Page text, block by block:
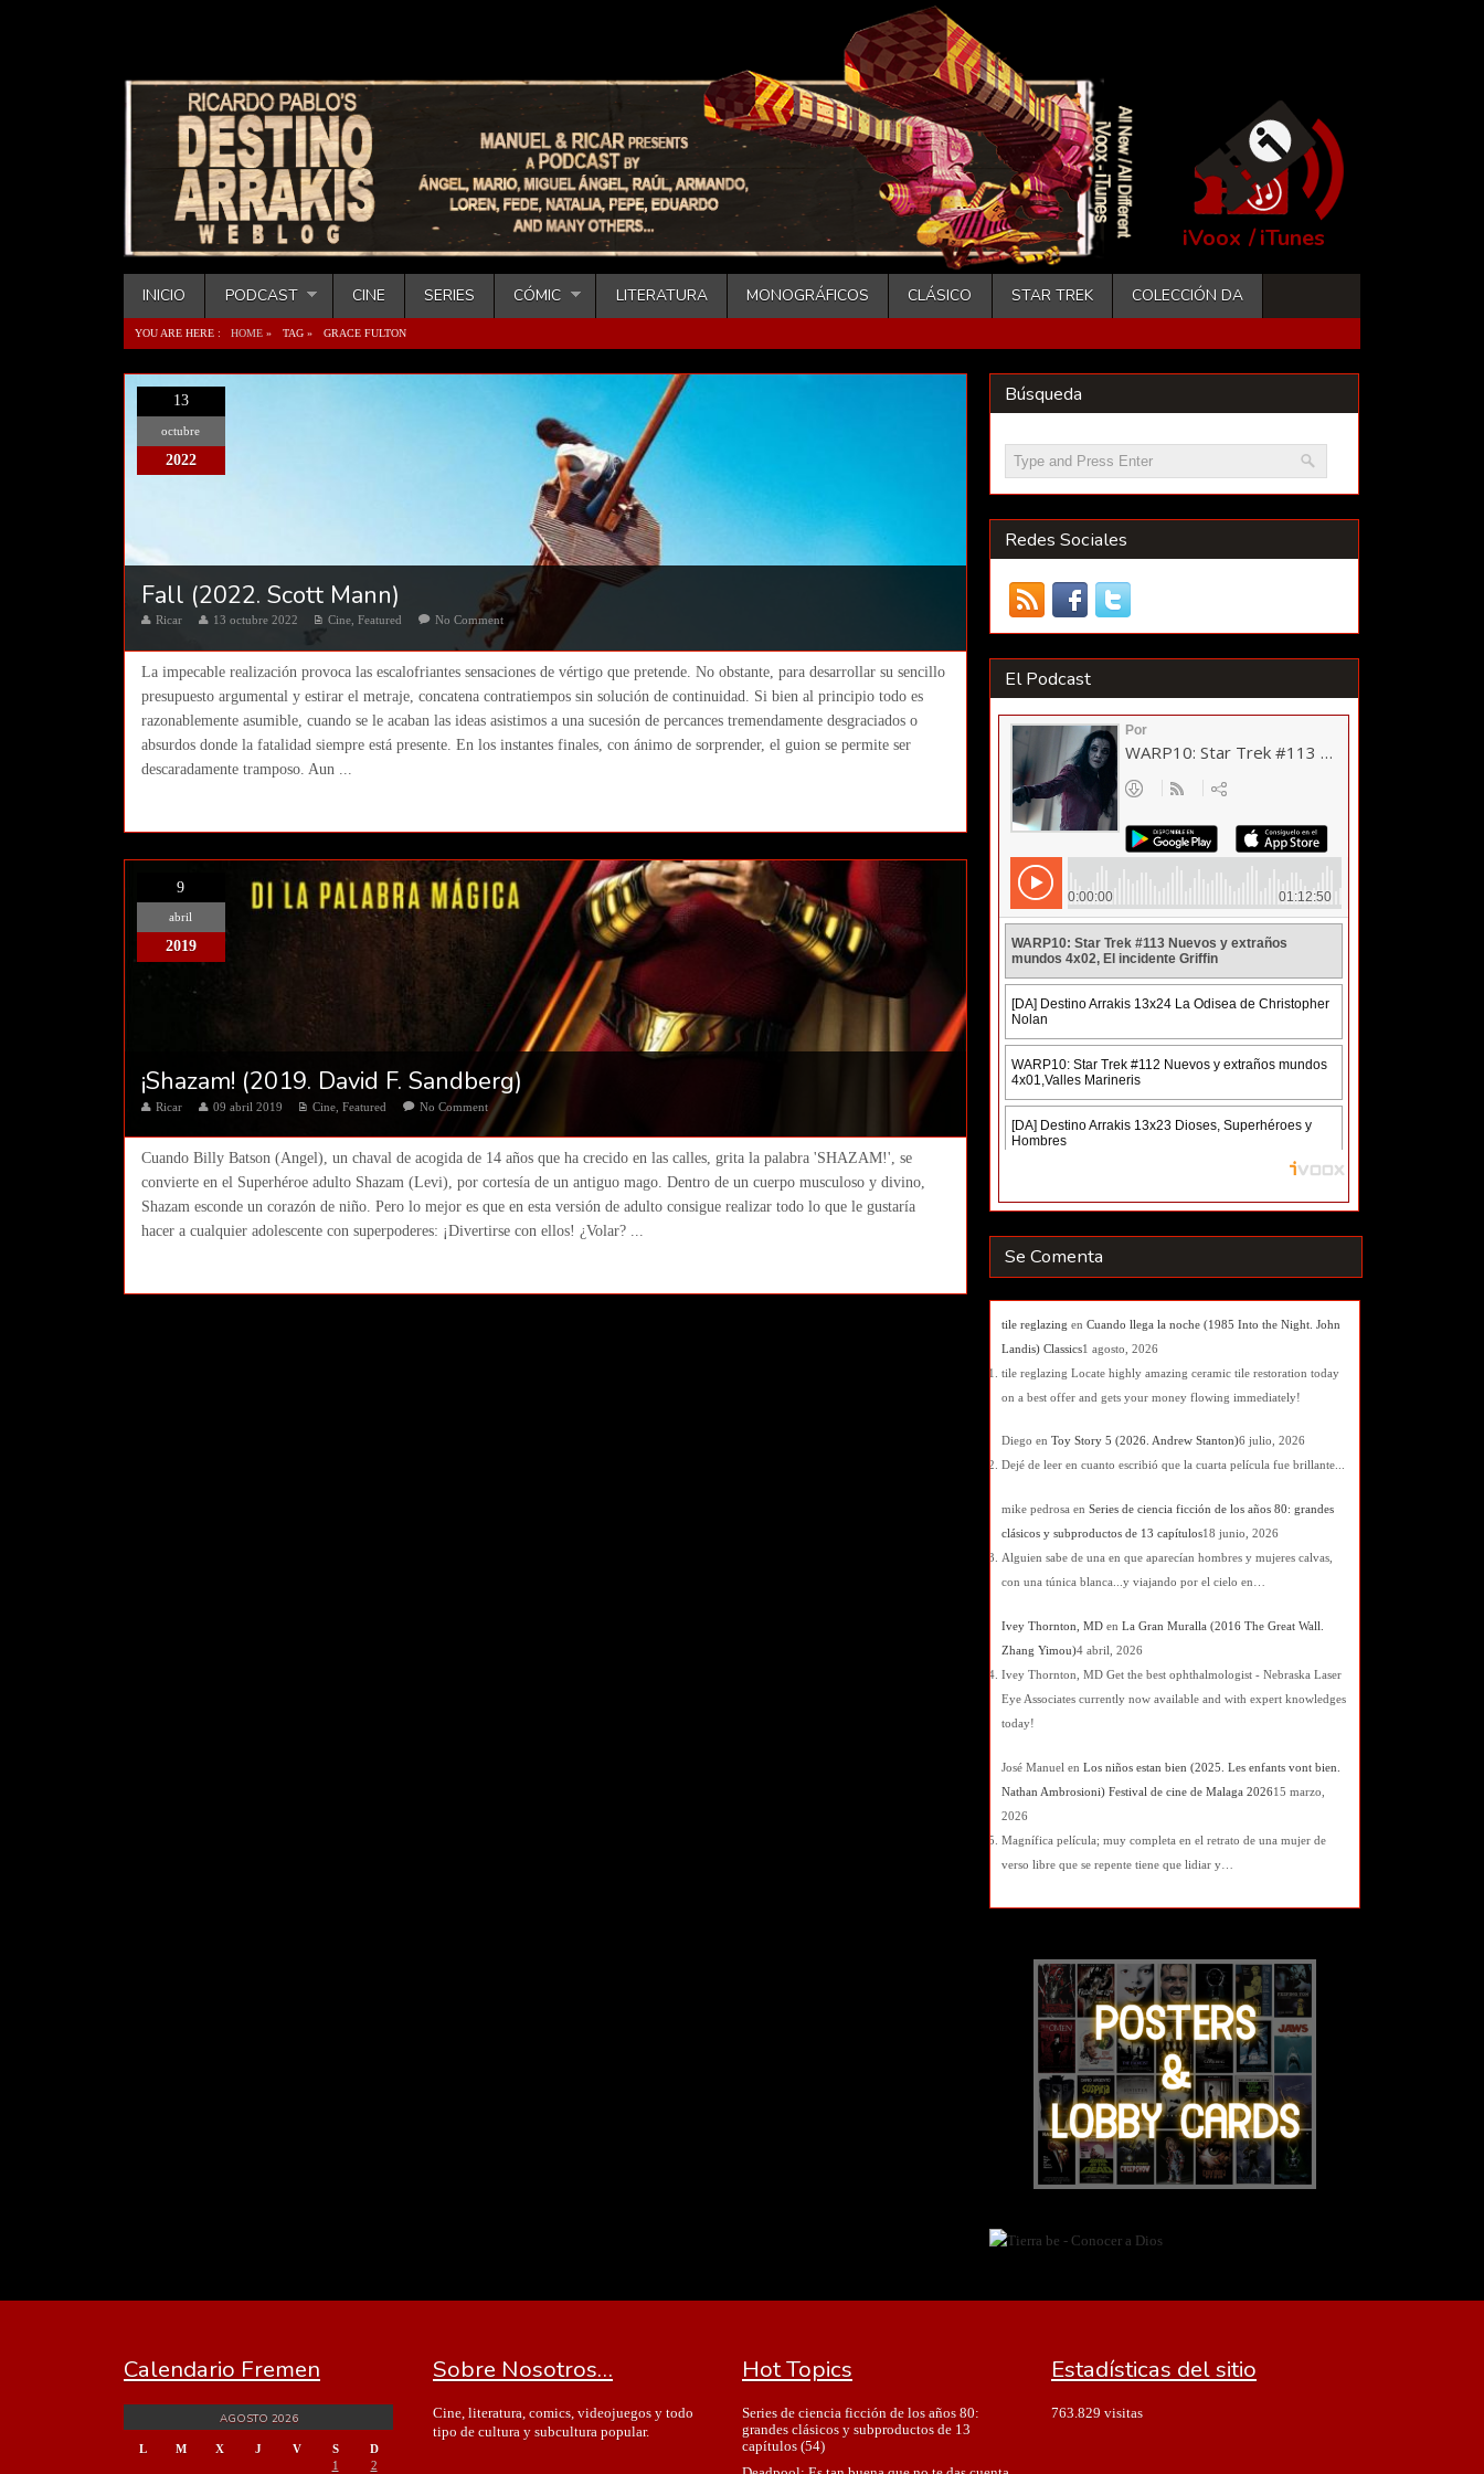
iVoox /iTunes
INICIO PODCAST CINE SERIES CÓMIC LITERATURA MONOGRÁFICOS CLÁSICO STAR TREK COLECCIÓN DA
YOU ARE HERE : HOME » TAG » GRACE FULTON
13
octubre
2022
Fall (2022. Scott Mann)
Ricar 13 octubre 2022 Cine,Featured No Comment
La impecable realización provoca las escalofriantes sensaciones de vértigo que pretende. No obstante, para desarrollar su sencillo
presupuesto argumental y estirar el metraje, concatena contratiempos sin solución de continuidad. Si bien al principio todo es
razonablemente asumible, cuando se le acaban las ideas asistimos a una sucesión de percances tremendamente desgraciados o
absurdos donde la fatalidad siempre está presente. En los instantes finales, con ánimo de sorprender, el guion se permite ser
descaradamente tramposo. Aun ...
9
abril
2019
¡Shazam! (2019. David F. Sandberg)
Ricar 09 abril 2019 Cine ,Featured No Comment
Cuando Billy Batson (Angel), un chaval de acogida de 14 años que ha crecido en las calles, grita la palabra 'SHAZAM!', se
convierte en el Superhéroe adulto Shazam (Levi), por cortesía de un antiguo mago. Dentro de un cuerpo musculoso y divino,
Shazam esconde un corazón de niño. Pero lo mejor es que en esta versión de adulto consigue realizar todo lo que le gustaría
hacer a cualquier adolescente con superpoderes: ¡Divertirse con ellos! ¿Volar? ...
Búsqueda
Redes Sociales
El Podcast
Se Comenta
tile reglazing en Cuando llega la noche (1985 Into the Night. John
Landis) Classics1 agosto, 2026
tile reglazing Locate highly amazing ceramic tile restoration today
on a best offer and gets your money flowing immediately!
Diego en Toy Story 5 (2026. Andrew Stanton)6 julio, 2026
Dejé de leer en cuanto escribió que la cuarta película fue brillante...
mike pedrosa en Series de ciencia ficción de los años 80: grandes
clásicos y subproductos de 13 capítulos18 junio, 2026
Alguien sabe de una en que aparecían hombres y mujeres calvas,
con una túnica blanca...y viajando por el cielo en…
Ivey Thornton, MD en La Gran Muralla (2016 The Great Wall.
Zhang Yimou)4 abril, 2026
Ivey Thornton, MD Get the best ophthalmologist - Nebraska Laser
Eye Associates currently now available and with expert knowledges
today!
José Manuel en Los niños estan bien (2025. Les enfants vont bien.
Nathan Ambrosioni) Festival de cine de Malaga 202615 marzo,
2026
Magnífica película; muy completa en el retrato de una mujer de
verso libre que se repente tiene que lidiar y…
Calendario Fremen
AGOSTO 2026
L M X J V S
D
1
2
Sobre Nosotros…
Cine, literatura, comics, videojuegos y todo
tipo de cultura y subcultura popular.
Hot Topics
Series de ciencia ficción de los años 80:
grandes clásicos y subproductos de 13
capítulos(54)
Estadísticas del sitio
763.829 visitas